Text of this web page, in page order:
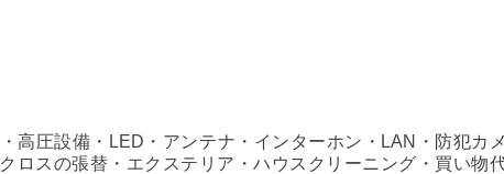
高圧設備・LED・アンテナ・インターホン・LAN・防犯カメ
ロスの張替・エクステリア・ハウスクリーニング・買い物